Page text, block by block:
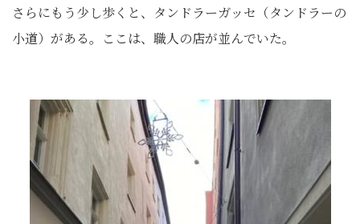
さらにもう少し歩くと、タンドラーガッセ（タンドラーの
小道）がある。ここは、職人の店が並んでいた。